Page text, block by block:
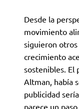
Desde la
movimiento
siguieron
crecimiento
sostenibles. El
Altman, había
publicidad
parece un